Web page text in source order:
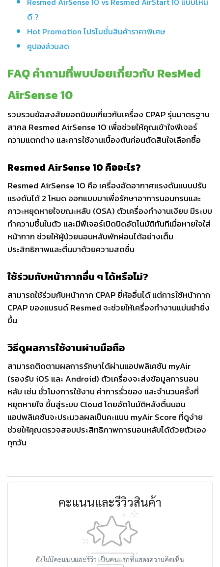
ดี ?
Hot Promotion โปรโมชั่นสินค้าราคาพิเศษ
คูปองส่วนลด
FAQ คำถามที่พบบ่อยเกี่ยวกับ ResMed
AirSense 10
รวบรวมข้อสงสัยยอดนิยมเกี่ยวกับเครื่อง CPAP รุ่นมาตรฐาน
สากล Resmed AirSense 10 เพื่อช่วยให้คุณเข้าใจฟีเจอร์
ความแตกต่าง และการใช้งานเบื้องต้นก่อนตัดสินใจเลือกซื้อ
Resmed AirSense 10 คืออะไร?
Resmed AirSense 10 คือ เครื่องอัดอากาศแรงดันแบบปรับ
แรงดันได้ 2 โหมด ออกแบบมาเพื่อรักษาอาการนอนกรนและ
ภาวะหยุดหายใจขณะหลับ (OSA) ตัวเครื่องทำงานเงียบ มีระบบ
ทำความชื้นในตัว และมีฟีเจอร์เปิดปิดอัตโนมัติทันทีเมื่อหายใจใส่
หน้ากาก ช่วยให้ผู้ป่วยนอนหลับพักผ่อนได้อย่างเต็ม
ประสิทธิภาพและตื่นมาด้วยความสดชื่น
ใช้ร่วมกับหน้ากากอื่น ๆ ได้หรือไม่?
สามารถใช้ร่วมกับหน้ากาก CPAP ยี่ห้ออื่นได้ แต่การใช้หน้ากาก
CPAP ของแบรนด์ Resmed จะช่วยให้เครื่องทำงานแม่นยำยิ่ง
ขึ้น
วิธีดูผลการใช้งานผ่านมือถือ
สามารถติดตามผลการรักษาได้ผ่านแอปพลิเคชัน myAir
(รองรับ iOS และ Android) ตัวเครื่องจะส่งข้อมูลการนอน
หลับ เช่น ชั่วโมงการใช้งาน ค่าการรั่วของ และจำนวนครั้งที่
หยุดหายใจ ขึ้นสู่ระบบ Cloud โดยอัตโนมัติหลังตื่นนอน
แอปพลิเคชันจะประมวลผลเป็นคะแนน myAir Score ที่ดูง่าย
ช่วยให้คุณตรวจสอบประสิทธิภาพการนอนหลับได้ด้วยตัวเอง
ทุกวัน
คะแนนและรีวิวสินค้า
ยังไม่มีคะแนนและรีวิว เป็นคนแรกที่แสดงความคิดเห็น